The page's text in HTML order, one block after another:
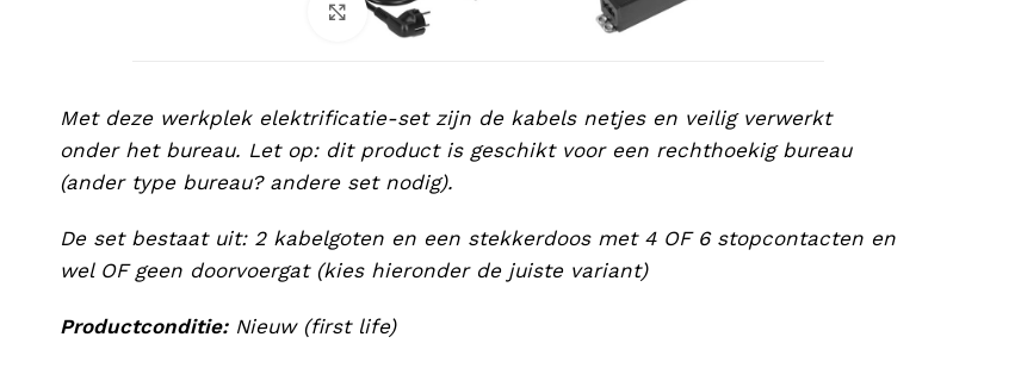
Klik om te vergroten
Met deze werkplek elektrificatie-set zijn de kabels netjes en veilig verwerkt
onder het bureau. Let op: dit product is geschikt voor een rechthoekig bureau
(ander type bureau? andere set nodig).
De set bestaat uit: 2 kabelgoten en een stekkerdoos met 4 OF 6 stopcontacten en
wel OF geen doorvoergat (kies hieronder de juiste variant)
Productconditie:Nieuw (first life)